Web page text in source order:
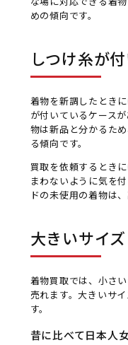
めの傾向です。
しつけ糸が
着物を新調したとき
が付いているケース
物は新品と分かるた
る傾向です。
買取を依頼するとき
まわないように気を
ドの未使用の着物は
大きいサイズ
着物買取では、小さ
売れます。大きいサ
す。
昔に比べて日本人